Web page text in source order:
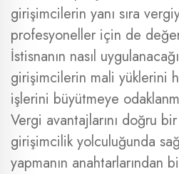
girişimcilerin yanı sıra
profesyoneller için de
İstisnanın nasıl
girişimcilerin mali yüklerini
işlerini büyütmeye
Vergi avantajlarını doğru
girişimcilik yolculuğunda
yapmanın anahtarlarından